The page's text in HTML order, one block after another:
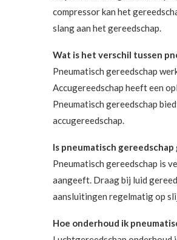
compressor kan het
slang aan het gereedschap.
Wat is het verschil tussen
Pneumatisch gereedschap
Accugereedschap heeft een
Pneumatisch gereedschap
accugereedschap.
Is pneumatisch gereedschap
Pneumatisch gereedschap is
aangeeft. Draag bij luid
aansluitingen regelmatig op
Hoe onderhoud ik